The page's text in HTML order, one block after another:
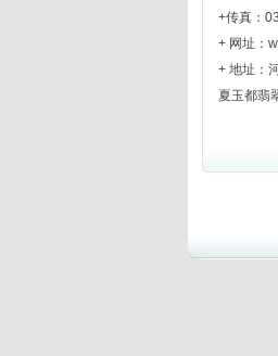
+传真：
+ 网址：
+ 地址：
夏玉都翡